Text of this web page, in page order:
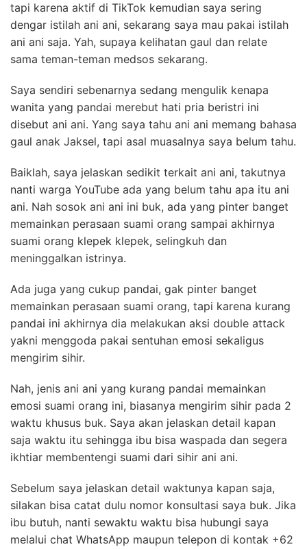
tapi karena aktif di TikTok kemudian saya sering
dengar istilah ani ani, sekarang saya mau pakai istilah
ani ani saja. Yah, supaya kelihatan gaul dan relate
sama teman-teman medsos sekarang.
Saya sendiri sebenarnya sedang mengulik kenapa
wanita yang pandai merebut hati pria beristri ini
disebut ani ani. Yang saya tahu ani ani memang bahasa
gaul anak Jaksel, tapi asal muasalnya saya belum tahu.
Baiklah, saya jelaskan sedikit terkait ani ani, takutnya
nanti warga YouTube ada yang belum tahu apa itu ani
ani. Nah sosok ani ani ini buk, ada yang pinter banget
memainkan perasaan suami orang sampai akhirnya
suami orang klepek klepek, selingkuh dan
meninggalkan istrinya.
Ada juga yang cukup pandai, gak pinter banget
memainkan perasaan suami orang, tapi karena kurang
pandai ini akhirnya dia melakukan aksi double attack
yakni menggoda pakai sentuhan emosi sekaligus
mengirim sihir.
Nah, jenis ani ani yang kurang pandai memainkan
emosi suami orang ini, biasanya mengirim sihir pada 2
waktu khusus buk. Saya akan jelaskan detail kapan
saja waktu itu sehingga ibu bisa waspada dan segera
ikhtiar membentengi suami dari sihir ani ani.
Sebelum saya jelaskan detail waktunya kapan saja,
silakan bisa catat dulu nomor konsultasi saya buk. Jika
ibu butuh, nanti sewaktu waktu bisa hubungi saya
melalui chat WhatsApp maupun telepon di kontak +62